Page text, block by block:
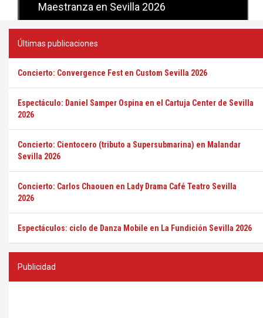
Maestranza en Sevilla 2026
Sevilla
Últimas publicaciones
Concierto: Convergence Fest en Custom Sevilla 2026
Espectáculo: Daniel Samper Ospina en el Cartuja Center de Sevilla
2026
Concierto: Cientocero (tributo a Supersubmarina) en Malandar
Sevilla 2026
Concierto: Carlos Chaouen en Lady Drama Café Teatro Sevilla
2026
Espectáculos: ciclo de Danza Mobile en La Fundición Sevilla 2026
Publicidad